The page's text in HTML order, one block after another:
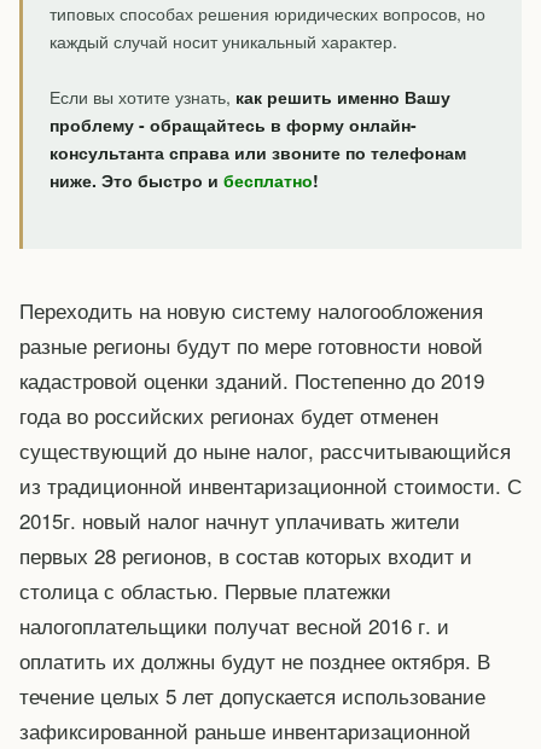
типовых способах решения юридических вопросов, но
каждый случай носит уникальный характер.
Если вы хотите узнать, как решить именно Вашу
проблему - обращайтесь в форму онлайн-
консультанта справа или звоните по телефонам
ниже. Это быстро и бесплатно!
Переходить на новую систему налогообложения
разные регионы будут по мере готовности новой
кадастровой оценки зданий. Постепенно до 2019
года во российских регионах будет отменен
существующий до ныне налог, рассчитывающийся
из традиционной инвентаризационной стоимости. С
2015г. новый налог начнут уплачивать жители
первых 28 регионов, в состав которых входит и
столица с областью. Первые платежки
налогоплательщики получат весной 2016 г. и
оплатить их должны будут не позднее октября. В
течение целых 5 лет допускается использование
зафиксированной раньше инвентаризационной